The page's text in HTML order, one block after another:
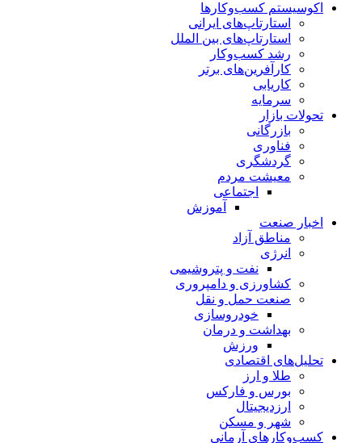
اکوسیستم کسب‌وکارها
استارتاپ‌های ایرانی
استارتاپ‌های بین الملل
رشد کسب‌وکار
کارآفرین‌های برتر
کاریابی
سرمایه
تحولات بازار
بازرگانی
فناوری
گردشگری
معیشت مردم
اجتماعی
آموزش
اخبار صنعت
مناطق آزاد
انرژی
نفت و پتروشیمی
کشاورزی و دامپروری
صنعت حمل و نقل
خودروسازی
بهداشت و درمان
ورزش
تحلیل‌های اقتصادی
طلا و ارز
بورس و فارکس
ارزدیجیتال
شهر و مسکن
کسب‌وکارهای آرمانی